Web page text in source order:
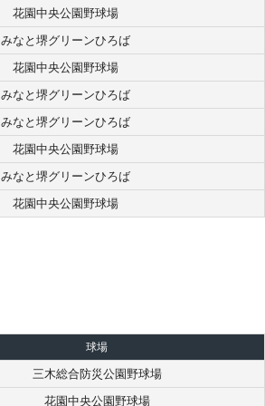
花園中央公園野球場
みなと堺グリーンひろば
花園中央公園野球場
みなと堺グリーンひろば
みなと堺グリーンひろば
花園中央公園野球場
みなと堺グリーンひろば
花園中央公園野球場
球場
三木総合防災公園野球場
花園中央公園野球場